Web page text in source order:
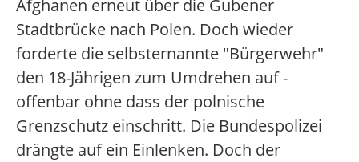
Afghanen erneut über die Gubener
Stadtbrücke nach Polen. Doch wieder
forderte die selbsternannte "Bürgerwehr"
den 18-Jährigen zum Umdrehen auf -
offenbar ohne dass der polnische
Grenzschutz einschritt. Die Bundespolizei
drängte auf ein Einlenken. Doch der